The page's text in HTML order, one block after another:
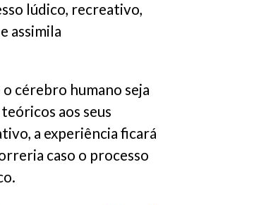
lúdico, recreativo,
assimila
cérebro humano seja
aos seus
a experiência ficará
caso o processo